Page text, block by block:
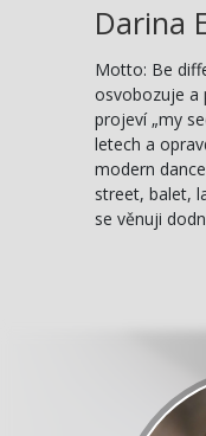
Darina
Motto: Be
osvobozuje a
projeví „my
letech a
modern
street, balet,
se věnuji